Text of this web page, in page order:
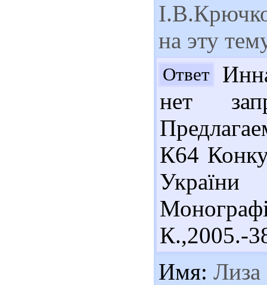
на эту
Ответ
нет
К64
К.,2005.-
Имя: Лиза